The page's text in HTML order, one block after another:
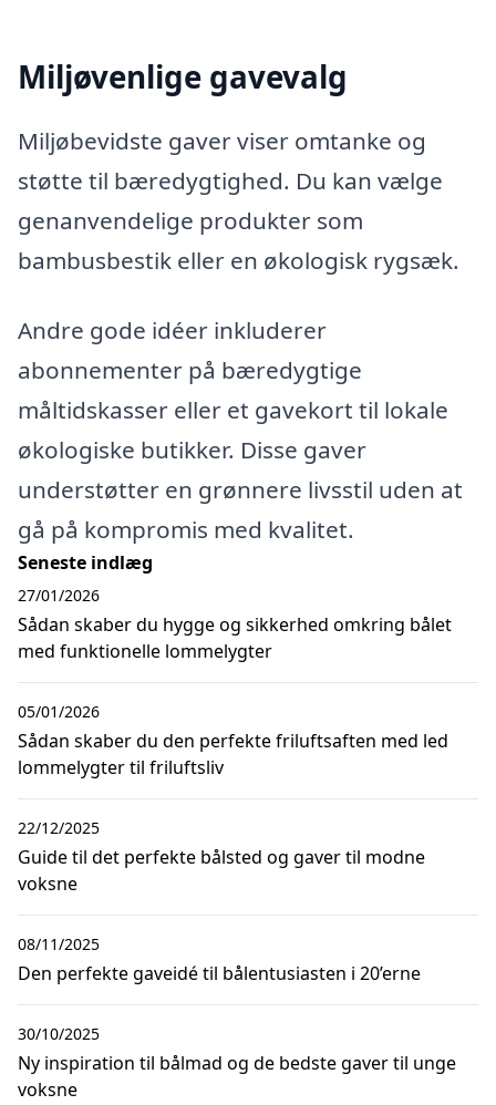
Miljøvenlige gavevalg
Miljøbevidste gaver viser omtanke og
støtte til bæredygtighed. Du kan vælge
genanvendelige produkter som
bambusbestik eller en økologisk rygsæk.
Andre gode idéer inkluderer
abonnementer på bæredygtige
måltidskasser eller et gavekort til lokale
økologiske butikker. Disse gaver
understøtter en grønnere livsstil uden at
gå på kompromis med kvalitet.
Seneste indlæg
Sådan skaber du hygge og sikkerhed omkring bålet
med funktionelle lommelygter
27/01/2026
Sådan skaber du den perfekte friluftsaften med led
lommelygter til friluftsliv
05/01/2026
Guide til det perfekte bålsted og gaver til modne
voksne
22/12/2025
Den perfekte gaveidé til bålentusiasten i 20’erne
08/11/2025
Ny inspiration til bålmad og de bedste gaver til unge
voksne
30/10/2025